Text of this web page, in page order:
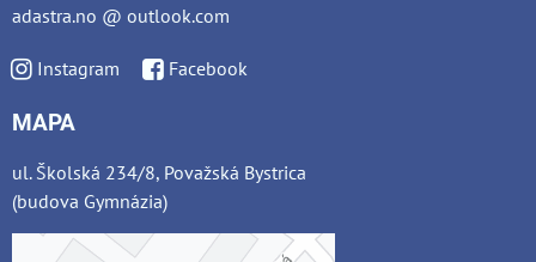
adastra.no @ outlook.com
Instagram Facebook
MAPA
ul. Školská 234/8, Považská Bystrica
(budova Gymnázia)